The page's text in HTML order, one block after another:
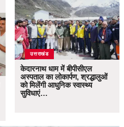
उत्तराखंड
केदारनाथ धाम में बीपीसीएल
अस्पताल का लोकार्पण, श्रद्धालुओं
को मिलेंगी आधुनिक स्वास्थ्य
सुविधाएं…